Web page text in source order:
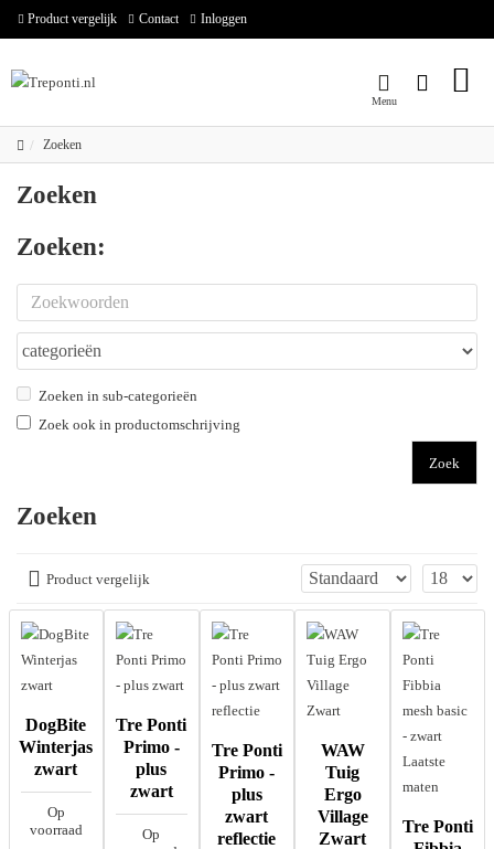
Product vergelijk Contact Inloggen
Zoeken
Zoeken
Zoeken:
Zoeken in sub-categorieën
Zoek ook in productomschrijving
Zoek
Zoeken
Product vergelijk
Op
voorraad
DogBite
Winterjas
zwart
Op
Tre Ponti
Primo -
plus
zwart
Tre Ponti
Primo -
plus
zwart
reflectie
WAW
Tuig
Ergo
Village
Zwart
Tre Ponti